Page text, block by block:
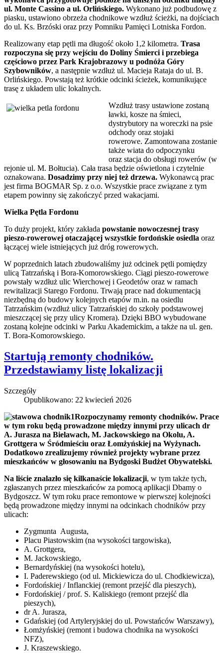
ul. Monte Cassino a ul. Orlińskiego. Wykonano już podbudowę z
piasku, ustawiono obrzeża chodnikowe wzdłuż ścieżki, na dojściach
do ul. Ks. Brzóski oraz przy Pomniku Pamięci Lotniska Fordon.
Realizowany etap pętli ma długość około 1,2 kilometra. Trasa
rozpoczyna się przy wejściu do Doliny Śmierci i przebiega
częściowo przez Park Krajobrazowy u podnóża Góry
Szybowników, a następnie wzdłuż ul. Macieja Rataja do ul. B.
Orlińskiego. Powstają też krótkie odcinki ścieżek, komunikujące
trasę z układem ulic lokalnych.
Wzdłuż trasy ustawione zostaną
ławki, kosze na śmieci,
dystrybutory na woreczki na psie
odchody oraz stojaki
rowerowe. Zamontowana zostanie
także wiata do odpoczynku
oraz stacja do obsługi rowerów (w
rejonie ul. M. Bołtucia). Cała trasa będzie oświetlona i czytelnie
oznakowana. Dosadzimy przy niej też drzewa. Wykonawcą prac
jest firma BOGMAR Sp. z o.o. Wszystkie prace związane z tym
etapem powinny się zakończyć przed wakacjami.
Wielka Pętla Fordonu
To duży projekt, który zakłada powstanie nowoczesnej trasy
pieszo-rowerowej otaczającej wszystkie fordońskie osiedla oraz
łączącej wiele istniejących już dróg rowerowych.
W poprzednich latach zbudowaliśmy już odcinek pętli pomiędzy
ulicą Tatrzańską i Bora-Komorowskiego. Ciągi pieszo-rowerowe
powstały wzdłuż ulic Wierchowej i Geodetów oraz w ramach
rewitalizacji Starego Fordonu. Trwają prace nad dokumentacją
niezbędną do budowy kolejnych etapów m.in. na osiedlu
Tatrzańskim (wzdłuż ulicy Tatrzańskiej do szkoły podstawowej
mieszczącej się przy ulicy Kromera). Dzięki BBO wybudowane
zostaną kolejne odcinki w Parku Akademickim, a także na ul. gen.
T. Bora-Komorowskiego.
Startują remonty chodników.
Przedstawiamy listę lokalizacji
Szczegóły
Opublikowano: 22 kwiecień 2026
Rozpoczynamy remonty chodników. Prace
w tym roku będą prowadzone między innymi przy ulicach dr
A. Jurasza na Bielawach, M. Jackowskiego na Okolu, A.
Grottgera w Śródmieściu oraz Łomżyńskiej na Wyżynach.
Dodatkowo zrealizujemy również projekty wybrane przez
mieszkańców w głosowaniu na Bydgoski Budżet Obywatelski.
Na liście znalazło się kilkanaście lokalizacji, w tym także tych,
zgłaszanych przez mieszkańców za pomocą aplikacji Dbamy o
Bydgoszcz. W tym roku prace remontowe w pierwszej kolejności
będą prowadzone między innymi na odcinkach chodników przy
ulicach:
Zygmunta Augusta,
Placu Piastowskim (na wysokości targowiska),
A. Grottgera,
M. Jackowskiego,
Bernardyńskiej (na wysokości hotelu),
I. Paderewskiego (od ul. Mickiewicza do ul. Chodkiewicza),
Fordońskiej / Inflanckiej (remont przejść dla pieszych),
Fordońskiej / prof. S. Kaliskiego (remont przejść dla
pieszych),
dr A. Jurasza,
Gdańskiej (od Artyleryjskiej do ul. Powstańców Warszawy),
Łomżyńskiej (remont i budowa chodnika na wysokości
NFZ),
J. Kraszewskiego.